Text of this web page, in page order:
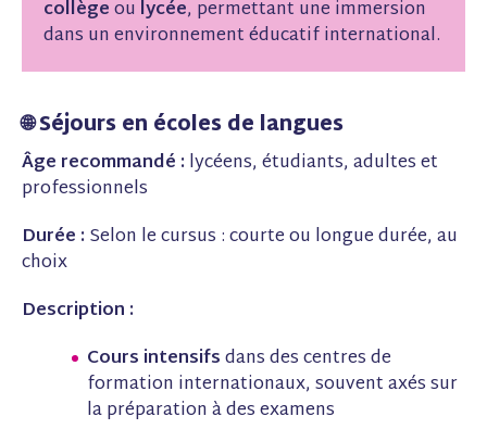
collègeou lycée, permettant une immersion
dans un environnement éducatif international.
🌐 Séjours en écoles de langues
Âge recommandé : lycéens, étudiants, adultes et
professionnels
Durée : Selon le cursus : courte ou longue durée, au
choix
Description :
Cours intensifsdans des centres de
formation internationaux, souvent axés sur
la préparation à des examens